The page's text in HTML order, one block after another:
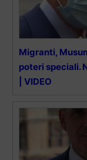
Migranti,
poteri speciali.
| VIDEO